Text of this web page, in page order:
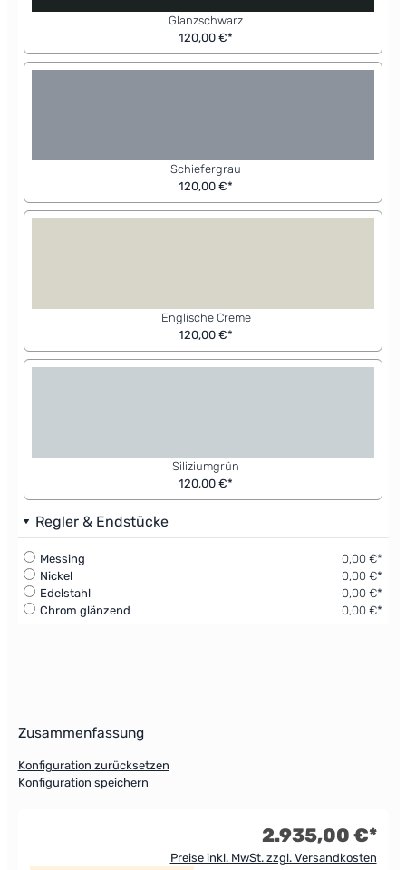
Glanzschwarz
120,00 €*
Schiefergrau
120,00 €*
Englische Creme
120,00 €*
Siliziumgrün
120,00 €*
Regler & Endstücke
Messing
0,00 €*
Nickel
0,00 €*
Edelstahl
0,00 €*
Chrom glänzend
0,00 €*
Zusammenfassung
Konfiguration zurücksetzen
Konfiguration speichern
2.935,00 €*
Preise inkl. MwSt. zzgl. Versandkosten